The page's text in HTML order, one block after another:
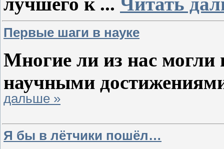
Первые шаги в науке
Многие ли из нас могли
научными
дальше »
Я бы в лётчики пошёл…